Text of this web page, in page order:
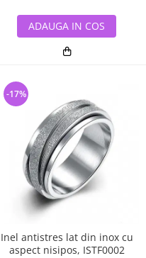
ADAUGA IN COS
Inel antistres lat din inox cu
aspect nisipos, ISTF0002
-17%